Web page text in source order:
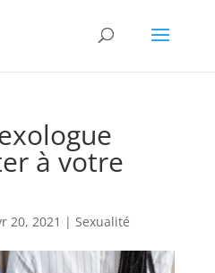
à votre
20, 2021 | Sexualité